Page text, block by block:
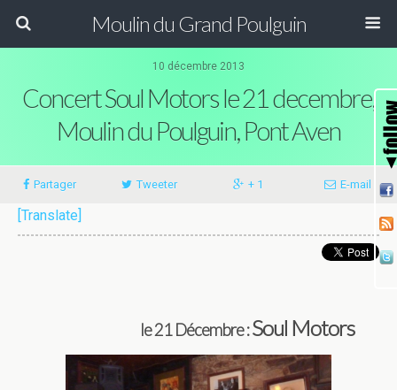
Moulin du Grand Poulguin
10 décembre 2013
Concert Soul Motors le 21 decembre,
Moulin du Poulguin, Pont Aven
Partager Tweeter + 1 E-mail
[Translate]
le 21 Décembre :Soul Motors